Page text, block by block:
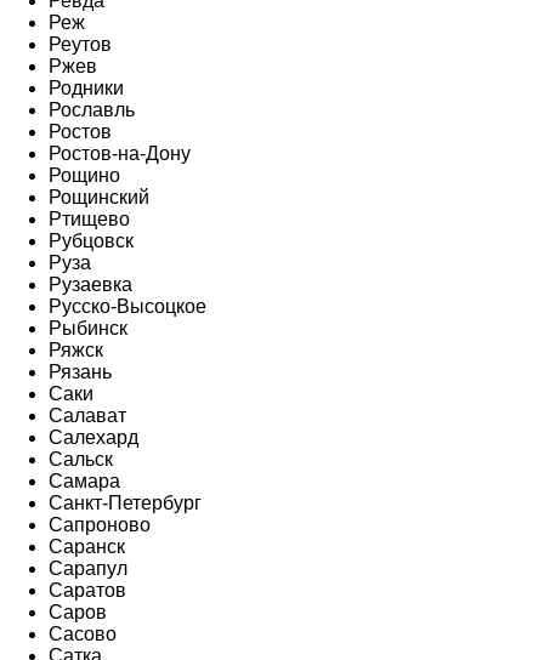
Реж
Реутов
Ржев
Родники
Рославль
Ростов
Ростов-на-Дону
Рощино
Рощинский
Ртищево
Рубцовск
Руза
Рузаевка
Русско-Высоцкое
Рыбинск
Ряжск
Рязань
Саки
Салават
Салехард
Сальск
Самара
Санкт-Петербург
Сапроново
Саранск
Сарапул
Саратов
Саров
Сасово
Сатка